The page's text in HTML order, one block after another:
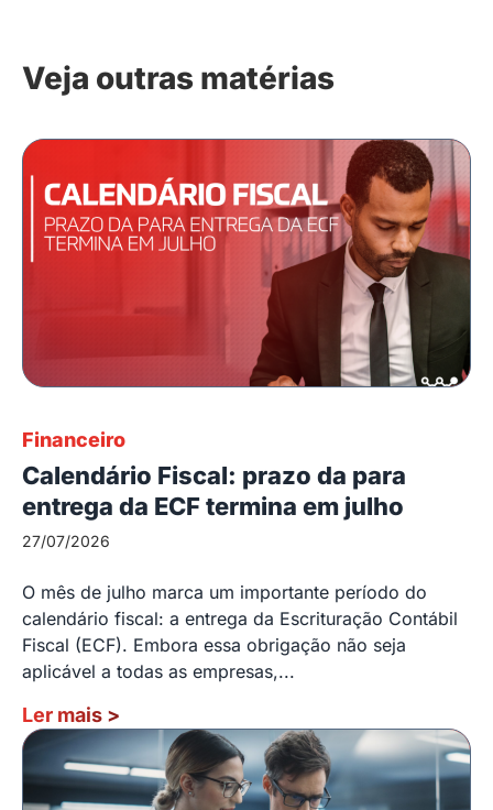
Veja outras matérias
Financeiro
Calendário Fiscal: prazo da para
entrega da ECF termina em julho
27/07/2026
O mês de julho marca um importante período do
calendário fiscal: a entrega da Escrituração Contábil
Fiscal (ECF). Embora essa obrigação não seja
aplicável a todas as empresas,...
Ler mais >